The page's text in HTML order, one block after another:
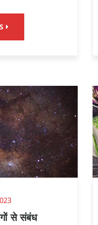
से संबंध